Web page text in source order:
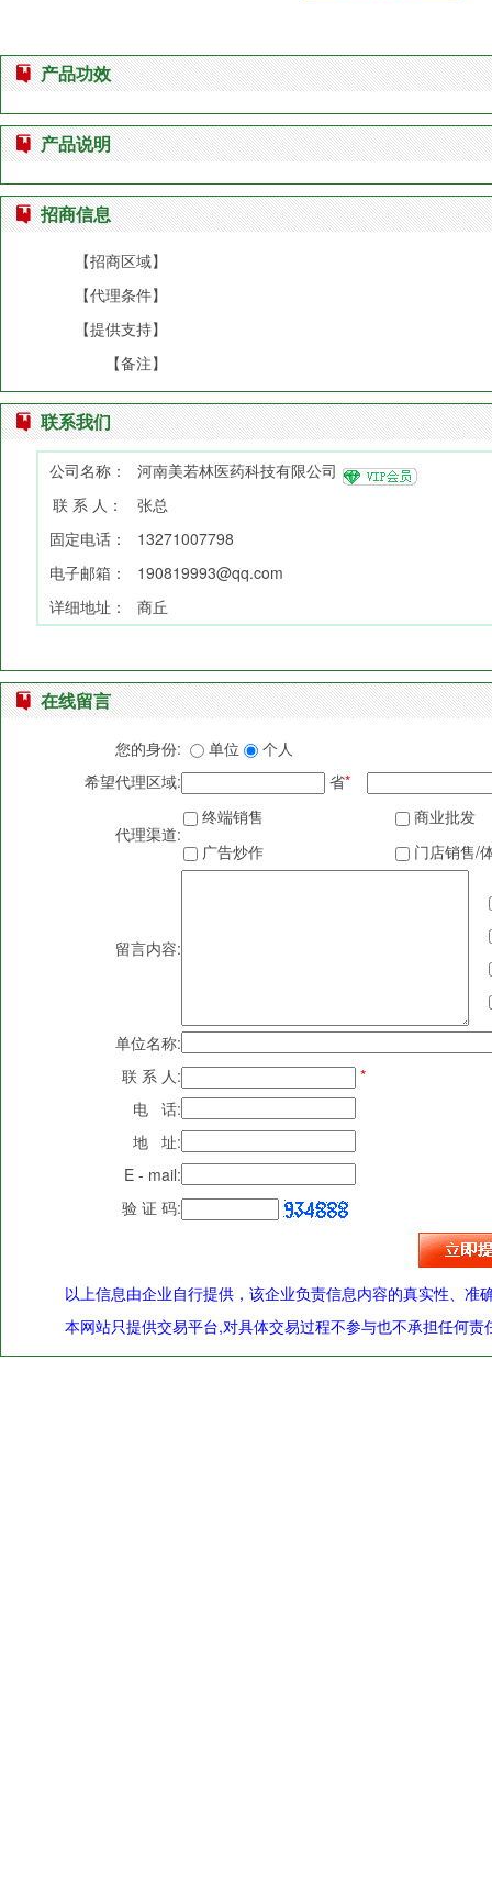
产品功效
产品说明
招商信息
【招商区域】
【代理条件】
【提供支持】
【备注】
联系我们
公司名称：
河南美若林医药科技有限公司
联 系 人：
张总
固定电话：
13271007798
电子邮箱：
190819993@qq.com
详细地址：
商丘
在线留言
您的身份: 单位
个人
希望代理区域:
省*
代理渠道:
终端销售
商业批发
广告炒作
门店销售/
留言内容:
单位名称:
联 系 人:
*
电 话:
地 址:
E - mail:
验 证 码:
以上信息由企业自行提供，该企业负责信息内容的真实性、准
本网站只提供交易平台,对具体交易过程不参与也不承担任何责